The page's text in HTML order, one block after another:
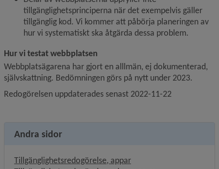
tillgänglighetsprinciperna när det exempelvis gäller
tillgänglig kod. Vi kommer att påbörja planeringen av
hur vi systematiskt ska åtgärda dessa problem.
Hur vi testat webbplatsen
Webbplatsägarena har gjort en alllmän, ej dokumenterad,
självskattning. Bedömningen görs på nytt under 2023.
Redogörelsen uppdaterades senast 2022-11-22
Andra sidor
Tillgänglighetsredogörelse, appar